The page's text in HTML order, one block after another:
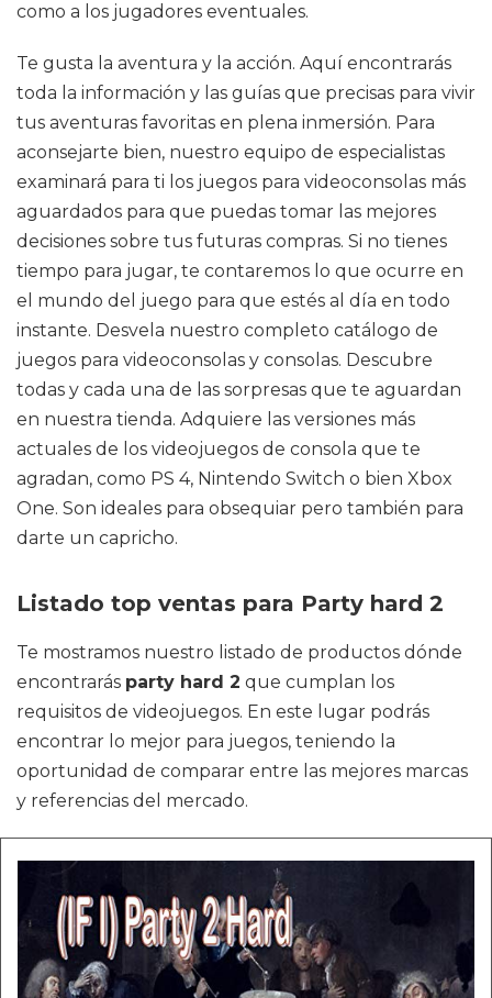
como a los jugadores eventuales.
Te gusta la aventura y la acción. Aquí encontrarás
toda la información y las guías que precisas para vivir
tus aventuras favoritas en plena inmersión. Para
aconsejarte bien, nuestro equipo de especialistas
examinará para ti los juegos para videoconsolas más
aguardados para que puedas tomar las mejores
decisiones sobre tus futuras compras. Si no tienes
tiempo para jugar, te contaremos lo que ocurre en
el mundo del juego para que estés al día en todo
instante. Desvela nuestro completo catálogo de
juegos para videoconsolas y consolas. Descubre
todas y cada una de las sorpresas que te aguardan
en nuestra tienda. Adquiere las versiones más
actuales de los videojuegos de consola que te
agradan, como PS 4, Nintendo Switch o bien Xbox
One. Son ideales para obsequiar pero también para
darte un capricho.
Listado top ventas para Party hard 2
Te mostramos nuestro listado de productos dónde
encontrarás party hard 2 que cumplan los
requisitos de videojuegos. En este lugar podrás
encontrar lo mejor para juegos, teniendo la
oportunidad de comparar entre las mejores marcas
y referencias del mercado.